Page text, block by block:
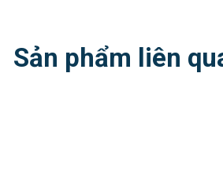
Sản phẩm liên